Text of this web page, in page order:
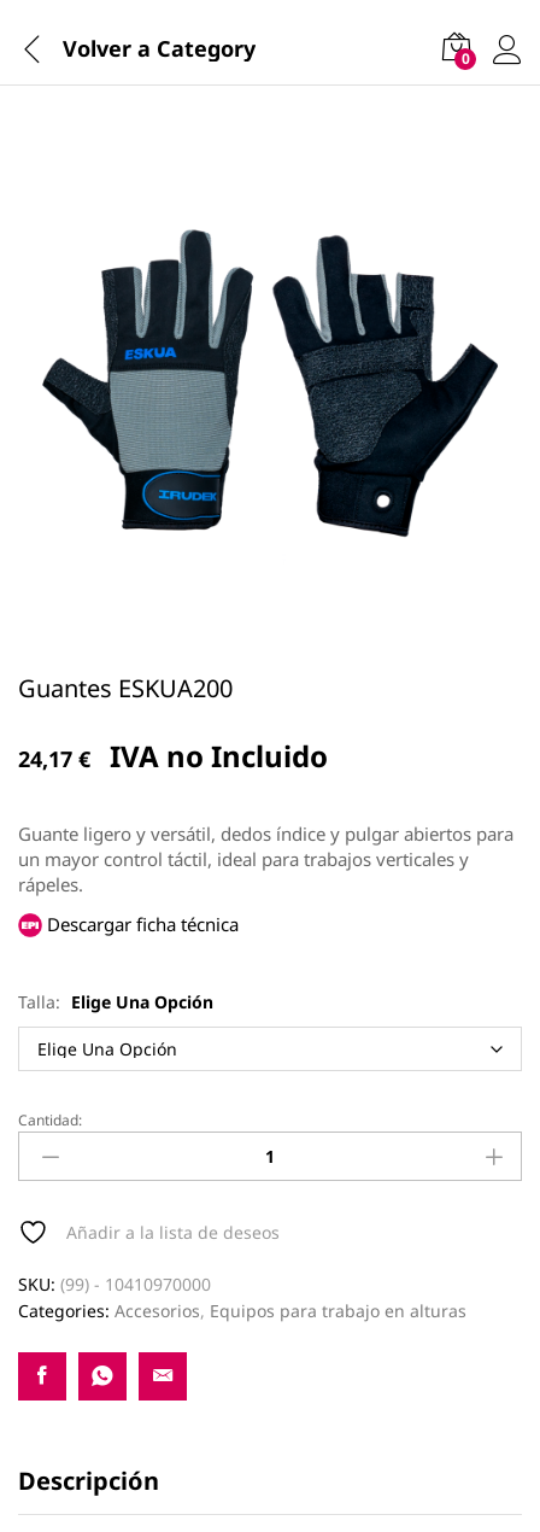
Volver a Category 0
Guantes ESKUA200
24,17 € IVA no Incluido
Guante ligero y versátil, dedos índice y pulgar abiertos para
un mayor control táctil, ideal para trabajos verticales y
rápeles.
Descargar ficha técnica
Talla: Elige Una Opción
Guantes
ESKUA200
quantity
Cantidad:
Añadir a la lista de deseos
SKU: (99) - 10410970000
Categories: Accesorios, Equipos para trabajo en alturas
Descripción